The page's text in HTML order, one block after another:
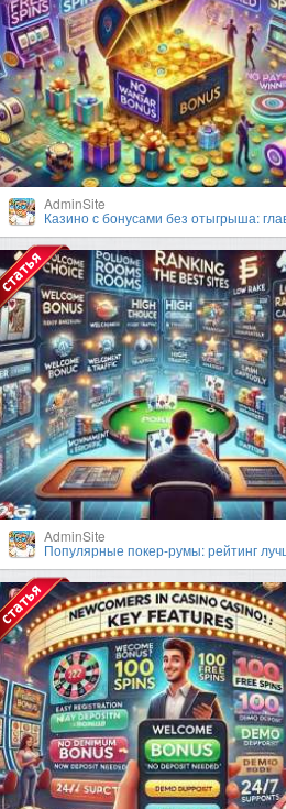
AdminSite
Казино с бонусами без отыгрыша:
AdminSite
Популярные покер-румы: рейтинг